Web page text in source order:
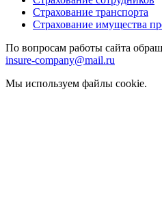
Страхование транспорта
Страхование имущества
По вопросам работы сайта
insure-company@mail.ru
Мы используем файлы cookie.